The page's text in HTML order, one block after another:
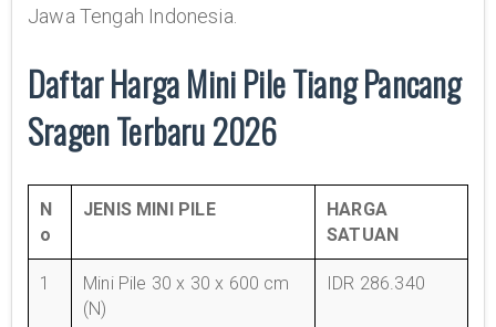
Jawa Tengah Indonesia.
Daftar Harga Mini Pile Tiang Pancang
Sragen Terbaru 2026
N
o
JENIS MINI PILE
HARGA
SATUAN
1
Mini Pile 30 x 30 x 600 cm
(N)
IDR 286.340